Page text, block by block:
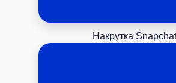
Накрутка Snapchat